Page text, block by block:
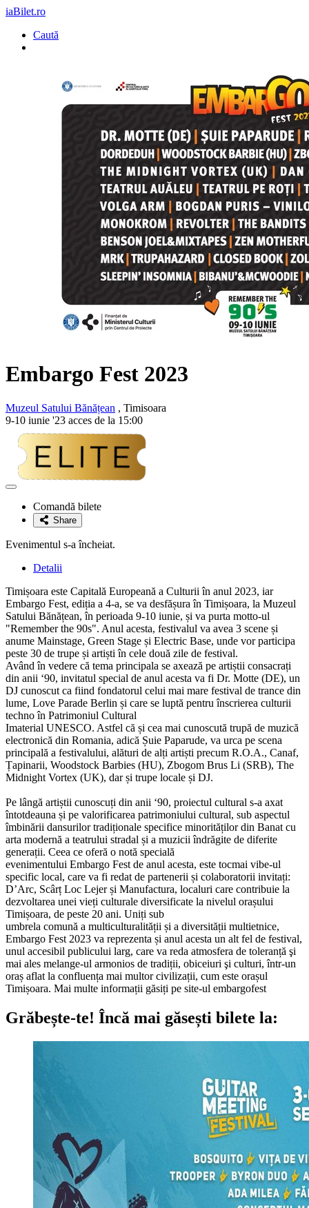
iaBilet.ro
Caută
Embargo Fest 2023
Muzeul Satului Bănățean , Timisoara
9-10 iunie '23 acces de la 15:00
Adaugă
favoriteComandă bilete
Share
Evenimentul s-a încheiat.
Detalii
Timișoara este Capitală Europeană a Culturii în anul 2023, iar
Embargo Fest, ediția a 4-a, se va desfășura în Timișoara, la Muzeul
Satului Bănățean, în perioada 9-10 iunie, și va purta motto-ul
"Remember the 90s". Anul acesta, festivalul va avea 3 scene și
anume Mainstage, Green Stage și Electric Base, unde vor participa
peste 30 de trupe și artiști în cele două zile de festival.
Având în vedere că tema principala se axează pe artiștii consacrați
din anii ‘90, invitatul special de anul acesta va fi Dr. Motte (DE), un
DJ cunoscut ca fiind fondatorul celui mai mare festival de trance din
lume, Love Parade Berlin și care se luptă pentru înscrierea culturii
techno în Patrimoniul Cultural
Imaterial UNESCO. Astfel că și cea mai cunoscută trupă de muzică
electronică din Romania, adică Șuie Paparude, va urca pe scena
principală a festivalului, alături de alți artiști precum R.O.A., Canaf,
Țapinarii, Woodstock Barbies (HU), Zbogom Brus Li (SRB), The
Midnight Vortex (UK), dar și trupe locale și DJ.
Pe lângă artiștii cunoscuți din anii ‘90, proiectul cultural s-a axat
întotdeauna și pe valorificarea patrimoniului cultural, sub aspectul
îmbinării dansurilor tradiționale specifice minorităților din Banat cu
arta modernă a teatrului stradal și a muzicii îndrăgite de diferite
generații. Ceea ce oferă o notă specială
evenimentului Embargo Fest de anul acesta, este tocmai vibe-ul
specific local, care va fi redat de partenerii și colaboratorii invitați:
D’Arc, Scârț Loc Lejer și Manufactura, localuri care contribuie la
dezvoltarea unei vieți culturale diversificate la nivelul orașului
Timișoara, de peste 20 ani. Uniți sub
umbrela comună a multiculturalității și a diversității multietnice,
Embargo Fest 2023 va reprezenta și anul acesta un alt fel de festival,
unul accesibil publicului larg, care va reda atmosfera de toleranță şi
mai ales melange-ul armonios de tradiții, obiceiuri şi culturi, într-un
oraș aflat la confluența mai multor civilizații, cum este orașul
Timișoara. Mai multe informații găsiți pe site-ul embargofest
Grăbește-te! Încă mai găsești bilete la: